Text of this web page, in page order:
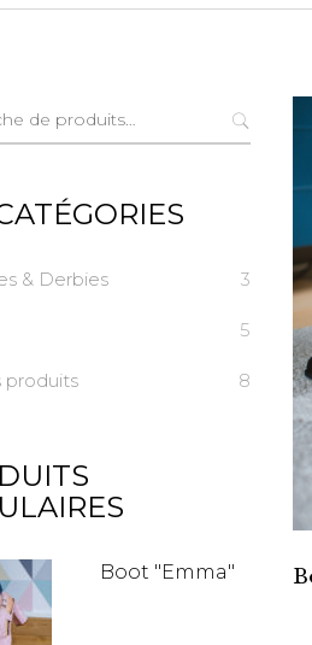
& Derbies 3
5
produits 8
Boot "Emma"